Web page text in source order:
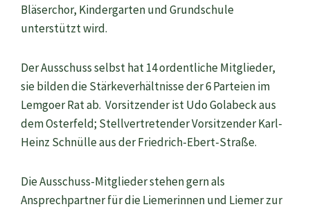
Bläserchor, Kindergarten und Grundschule
unterstützt wird.
Der Ausschuss selbst hat 14 ordentliche Mitglieder,
sie bilden die Stärkeverhältnisse der 6 Parteien im
Lemgoer Rat ab. Vorsitzender ist Udo Golabeck aus
dem Osterfeld; Stellvertretender Vorsitzender Karl-
Heinz Schnülle aus der Friedrich-Ebert-Straße.
Die Ausschuss-Mitglieder stehen gern als
Ansprechpartner für die Liemerinnen und Liemer zur